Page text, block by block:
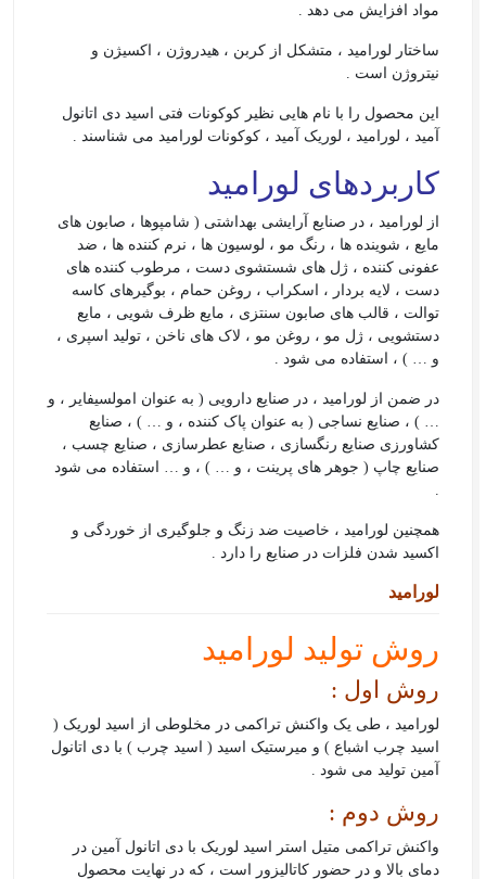
مواد افزایش می دهد .
ساختار لورامید ، متشکل از کربن ، هیدروژن ، اکسیژن و
نیتروژن است .
این محصول را با نام هایی نظیر کوکونات فتی اسید دی اتانول
آمید ، لورامید ، لوریک آمید ، کوکونات لورامید می شناسند .
کاربردهای لورامید
از لورامید ، در صنایع آرایشی بهداشتی ( شامپوها ، صابون های
مایع ، شوینده ها ، رنگ مو ، لوسیون ها ، نرم کننده ها ، ضد
عفونی کننده ، ژل های شستشوی دست ، مرطوب کننده های
دست ، لایه بردار ، اسکراب ، روغن حمام ، بوگیرهای کاسه
توالت ، قالب های صابون سنتزی ، مایع ظرف ‌شویی ، مایع
دستشویی ، ژل مو ، روغن مو ، لاک های ناخن ، تولید اسپری ،
و … ) ، استفاده می شود .
در ضمن از لورامید ، در صنایع دارویی ( به عنوان امولسیفایر ، و
… ) ، صنایع نساجی ( به عنوان پاک کننده ، و … ) ، صنایع
کشاورزی صنایع رنگسازی ، صنایع عطرسازی ، صنایع چسب ،
صنایع چاپ ( جوهر های پرینت ، و … ) ، و … استفاده می شود
همچنین لورامید ، خاصیت ضد زنگ و جلوگیری از خوردگی و
اکسید شدن فلزات در صنایع را دارد .
لورامید
روش تولید لورامید
روش اول :
لورامید ، طی یک واکنش تراکمی در مخلوطی از اسید لوریک (
اسید چرب اشباع ) و میرستیک اسید ( اسید چرب ) با دی اتانول
آمین تولید می شود .
روش دوم :
واکنش تراکمی متیل استر اسید لوریک با دی اتانول آمین در
دمای بالا و در حضور کاتالیزور است ، که در نهایت محصول